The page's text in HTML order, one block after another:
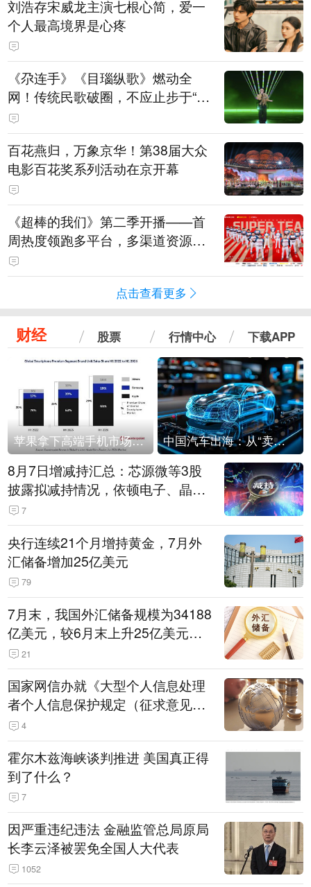
刘浩存宋威龙主演七根心简，爱一
个人最高境界是心疼
《尕连手》《目瑙纵歌》燃动全
网！传统民歌破圈，不应止步于“上
头”
百花燕归，万象京华！第38届大众
电影百花奖系列活动在京开幕
《超棒的我们》第二季开播——首
周热度领跑多平台，多渠道资源加
持助推棒球文化出圈
点击查看更多
财经 股票 行情中心 下载APP
苹果拿下高端手机市场65%的份额：iPhone 17系列功不可没 中国汽车出海：从“卖出去”到“走进去”
8月7日增减持汇总：芯源微等3股
披露拟减持情况，依顿电子、晶华
微拟增持（表）
7
央行连续21个月增持黄金，7月外
汇储备增加25亿美元
79
7月末，我国外汇储备规模为34188
亿美元，较6月末上升25亿美元，
升幅为0.07%
21
国家网信办就《大型个人信息处理
者个人信息保护规定（征求意见
稿）》公开征求意见
4
霍尔木兹海峡谈判推进 美国真正得
到了什么？
7
因严重违纪违法 金融监管总局原局
长李云泽被罢免全国人大代表
1052